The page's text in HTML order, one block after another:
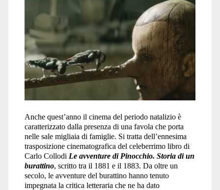
Anche quest’anno il cinema del periodo natalizio è
caratterizzato dalla presenza di una favola che porta
nelle sale migliaia di famiglie. Si tratta dell’ennesima
trasposizione cinematografica del celeberrimo libro di
Carlo Collodi Le avventure di Pinocchio. Storia di un
burattino, scritto tra il 1881 e il 1883. Da oltre un
secolo, le avventure del burattino hanno tenuto
impegnata la critica letteraria che ne ha dato